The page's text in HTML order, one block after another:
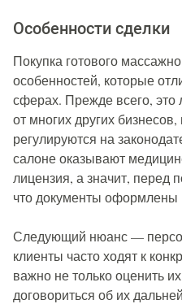
Особенности сделки
Покупка готового
особенностей, которые
сферах. Прежде всего, это
от многих других
регулируются на
салоне оказывают
лицензия, а значит, перед
что документы оформлены
Следующий нюанс —
клиенты часто ходят к
важно не только оценить
договориться об их